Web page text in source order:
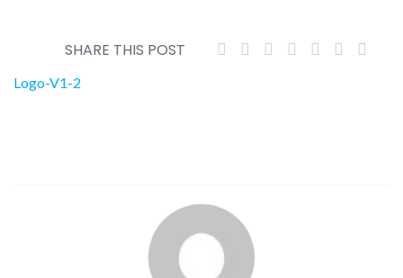
SHARE THIS POST
Navigation
Logo-V1-2